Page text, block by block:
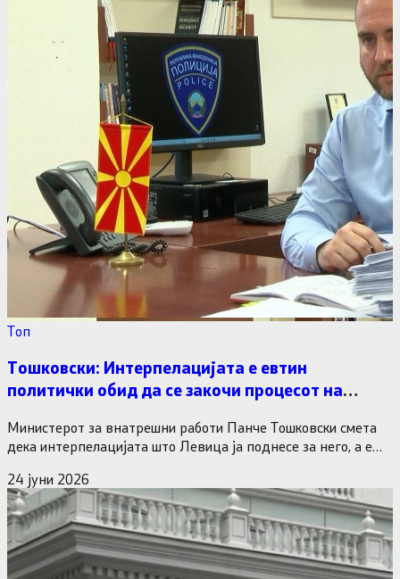
Tоп
Тошковски: Интерпелацијата е евтин
политички обид да се закочи процесот на
Министерот за внатрешни работи Панче Тошковски смета
дека интерпелацијата што Левица ја поднесе за него, а е
24 јуни 2026